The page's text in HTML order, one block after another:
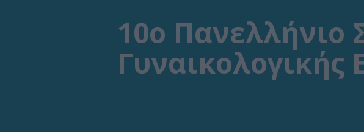
10ο Πανελλήνιο
Γυναικολογικής